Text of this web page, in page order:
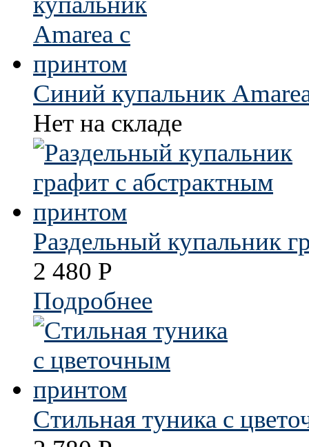
Синий купальник
Нет на складе
Раздельный купальник
2 480 Р
Подробнее
Стильная туника с